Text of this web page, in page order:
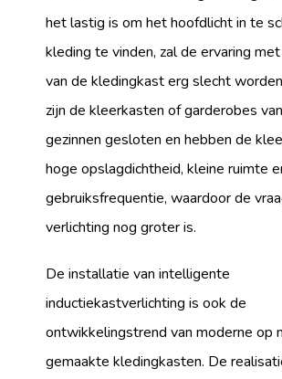
het lastig is om het hoofdlicht in te
kleding te vinden, zal de ervaring
van de kledingkast erg slecht
zijn de kleerkasten of garderobes
gezinnen gesloten en hebben de
hoge opslagdichtheid, kleine ruimte
gebruiksfrequentie, waardoor de
verlichting nog groter is.
De installatie van intelligente
inductiekastverlichting is ook de
ontwikkelingstrend van moderne op
gemaakte kledingkasten. De